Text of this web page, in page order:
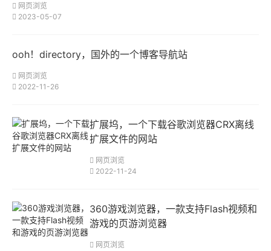
网页浏览
2023-05-07
ooh！directory，国外的一个博客导航站
网页浏览
2022-11-26
扩展坞，一个下载谷歌浏览器CRX离线
扩展文件的网站
网页浏览
2022-11-24
360游戏浏览器，一款支持Flash视频和
游戏的页游浏览器
网页浏览